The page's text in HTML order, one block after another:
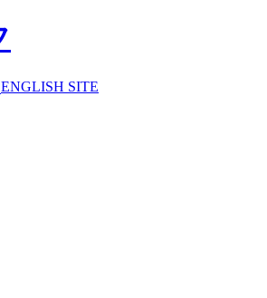
ENGLISH SITE